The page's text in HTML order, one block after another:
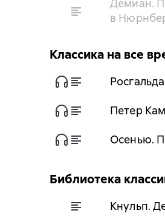
Демиан.
в
Классика на все
Росгальда
Петер
Осенью.
Библиотека
Кнульп.